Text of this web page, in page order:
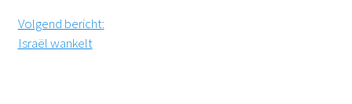
Volgend bericht:
Israël wankelt